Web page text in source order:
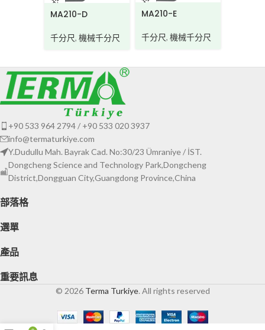
MA210-D
千分尺, 機械千分尺
MA210-E
千分尺, 機械千分尺
+90 533 964 2794 / +90 533 020 3937
info@termaturkiye.com
Y.Dudullu Mah. Bayrak Cad. No:30/23 Ümraniye / İST.
Dongcheng Science and Technology Park,Dongcheng
District,Dongguan City,Guangdong Province,China
部落格
選單
產品
重要訊息
© 2026 Terma Turkiye. All rights reserved